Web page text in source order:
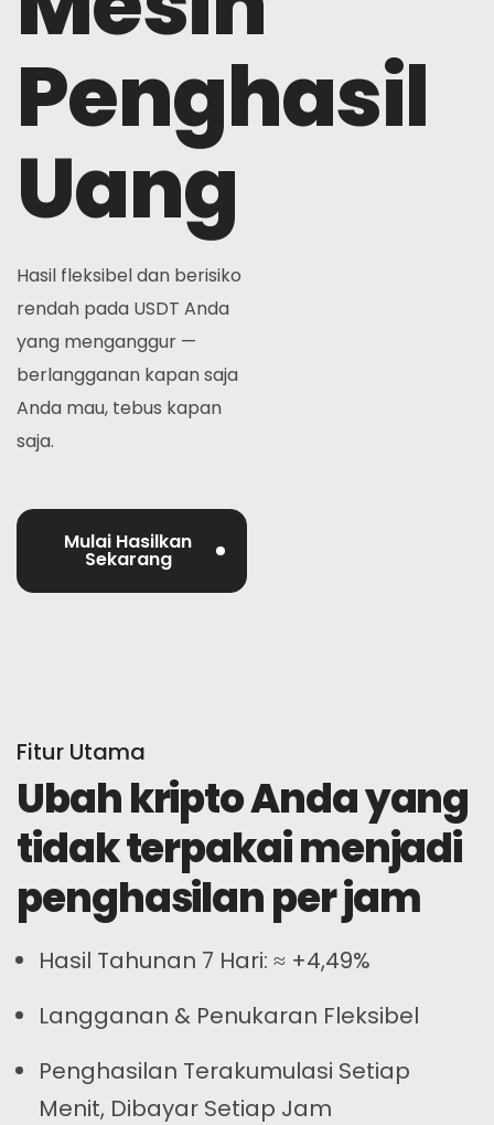
Mendaftar
Bahasa Indonesia
Penghasil
Uang
Hasil fleksibel dan berisiko
rendah pada USDT Anda
yang menganggur —
berlangganan kapan saja
Anda mau, tebus kapan
saja.
Mulai Hasilkan
Sekarang
Fitur Utama
Ubah kripto Anda yang
tidak terpakai menjadi
penghasilan per jam
Hasil Tahunan 7 Hari: ≈ +4,49%
Langganan & Penukaran Fleksibel
Penghasilan Terakumulasi Setiap
Menit, Dibayar Setiap Jam